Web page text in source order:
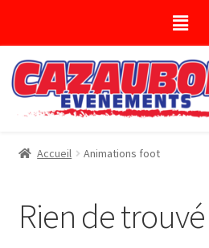
Accueil Animations foot
Rien de trouvé